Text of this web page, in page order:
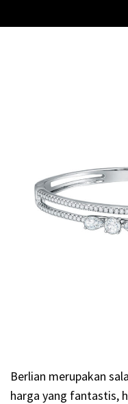
Berlian merupakan
harga yang fantastis,